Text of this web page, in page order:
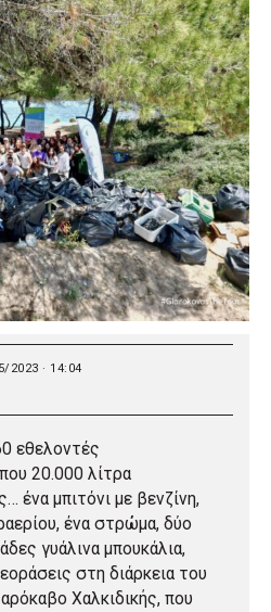
2023 · 14:04
εθελοντές
20.000 λίτρα
ένα μπιτόνι με βενζίνη,
ένα στρώμα, δύο
γυάλινα μπουκάλια,
στη διάρκεια του
Χαλκιδικής, που